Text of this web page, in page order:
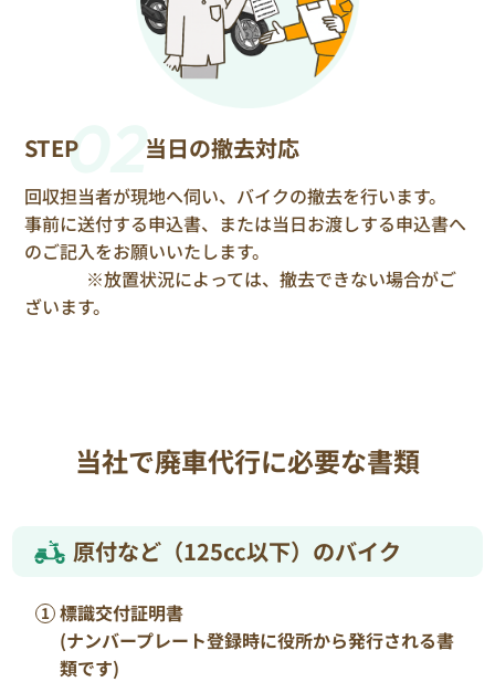
STEP02
当日の撤去対応
回収担当者が現地へ伺い、バイクの撤去を行います。
事前に送付する申込書、または当日お渡しする申込書へ
のご記入をお願いいたします。
※放置状況によっては、撤去できない場合がご
ざいます。
当社で廃車代行に必要な書類
原付など（125cc以下）のバイク
標識交付証明書
(ナンバープレート登録時に役所から発行される書
類です)